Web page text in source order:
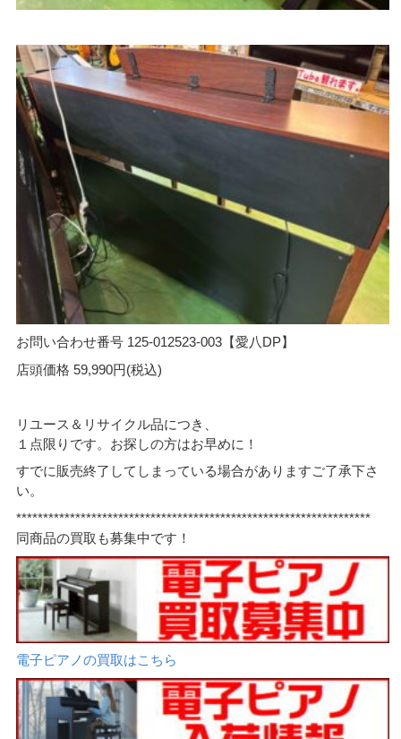
お問い合わせ番号 125-012523-003【愛八DP】
店頭価格 59,990円(税込)
リユース＆リサイクル品につき、
１点限りです。お探しの方はお早めに！
すでに販売終了してしまっている場合がありますご了承下さ
い。
******************************************************************
同商品の買取も募集中です！
電子ピアノの買取はこちら